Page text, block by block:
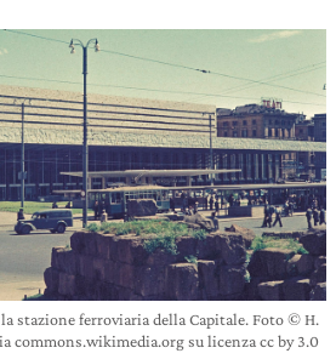
stazione ferroviaria della Capitale. Foto © H.
commons.wikimedia.org su licenza cc by 3.0